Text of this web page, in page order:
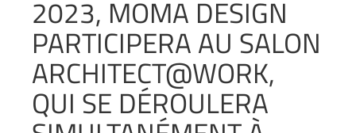
2023, MOMA DESIGN
PARTICIPERA AU SALON
ARCHITECT@WORK,
QUI SE DÉROULERA